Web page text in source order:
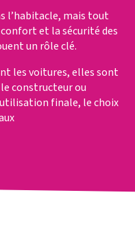
l’habitacle, mais tout
et la sécurité des
un rôle clé.
les voitures, elles sont
constructeur ou
finale, le choix